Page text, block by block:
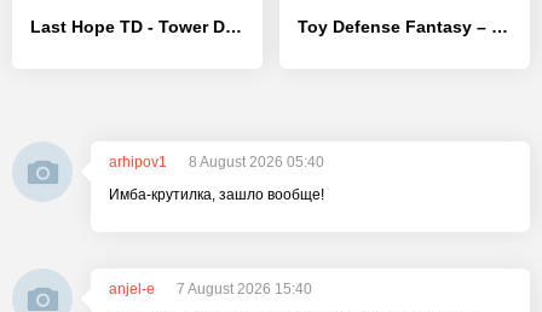
Last Hope TD - Tower Defense Toy Defense Fantasy – Tower Defense Game
arhipov1
8 August 2026 05:40
Имба-крутилка, зашло вообще!
anjel-e
7 August 2026 15:40